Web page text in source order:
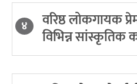
४ वरिष्ठ लोकगायक
विभिन्न सांस्कृतिक